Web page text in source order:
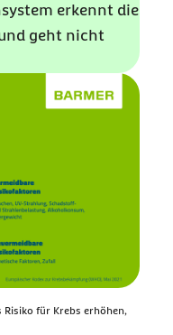
erkennt die
geht nicht
Risiko für Krebs erhöhen,